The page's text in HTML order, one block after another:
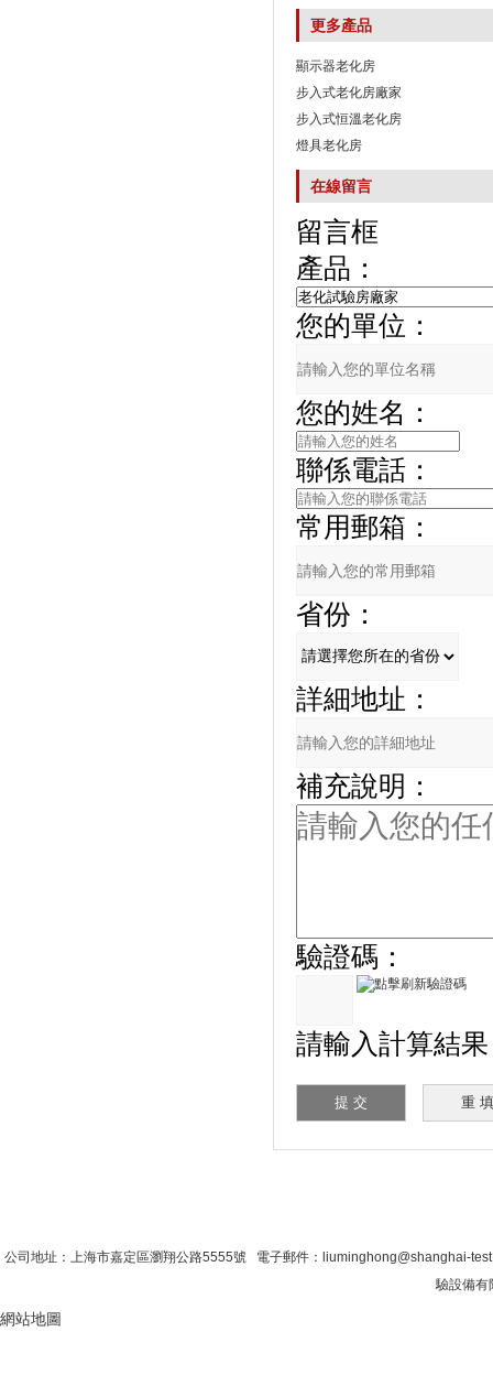
更多產品
顯示器老化房
步入式老化房廠家
步入式恒溫老化房
燈具老化房
在線留言
留言框
產品：
您的單位：
您的姓名：
聯係電話：
常用郵箱：
省份：
詳細地址：
補充說明：
驗證碼：
請輸入計算結果
公司地址：上海市嘉定區瀏翔公路5555號 電子郵件：liuminghong@shanghai-
驗設備有
網站地圖